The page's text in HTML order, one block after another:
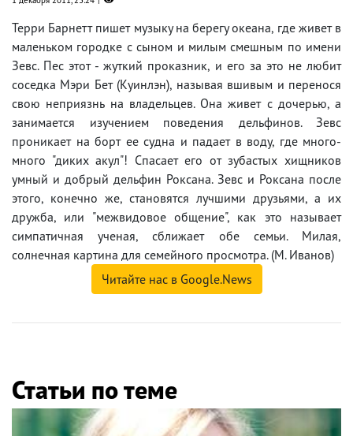
Терри Барнетт пишет музыку на берегу океана, где живет в
маленьком городке с сыном и милым смешным по имени
Зевс. Пес этот - жуткий проказник, и его за это не любит
соседка Мэри Бет (Куинлэн), называя вшивым и перенося
свою неприязнь на владельцев. Она живет с дочерью, а
занимается изучением поведения дельфинов. Зевс
проникает на борт ее судна и падает в воду, где много-
много "диких акул"! Спасает его от зубастых хищников
умный и добрый дельфин Роксана. Зевс и Роксана после
этого, конечно же, становятся лучшими друзьями, а их
дружба, или "межвидовое общение", как это называет
симпатичная ученая, сближает обе семьи. Милая,
солнечная картина для семейного просмотра. (М. Иванов)
Читайте нас в Google.News
Статьи по теме